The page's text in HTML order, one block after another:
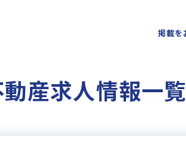
掲載を
産求人情報一覧